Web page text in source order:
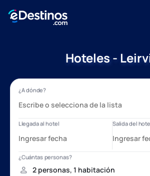
Hoteles -